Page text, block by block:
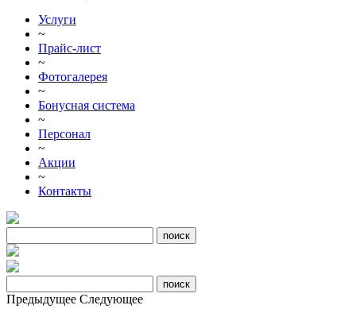
Услуги
~
Прайс-лист
~
Фотогалерея
~
Бонусная система
~
Персонал
~
Акции
~
Контакты
Предыдущее Следующее